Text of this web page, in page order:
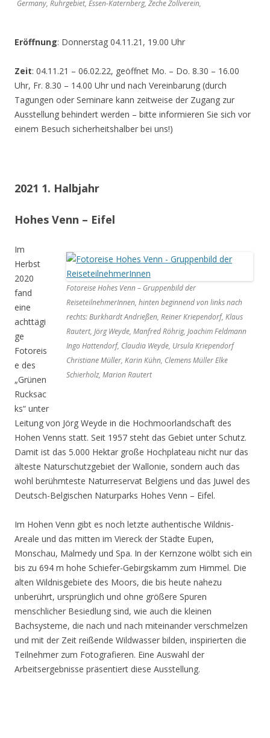
Germany, Ruhrgebiet, Essen-Katernberg, Zeche Zollverein,
Eröffnung: Donnerstag 04.11.21, 19.00 Uhr
Zeit: 04.11.21 – 06.02.22, geöffnet Mo. – Do. 8.30 – 16.00
Uhr, Fr. 8.30 – 14.00 Uhr und nach Vereinbarung (durch
Tagungen oder Seminare kann zeitweise der Zugang zur
Ausstellung behindert werden – bitte informieren Sie sich vor
einem Besuch sicherheitshalber bei uns!)
2021 1. Halbjahr
Hohes Venn – Eifel
Fotoreise Hohes Venn – Gruppenbild der
ReiseteilnehmerInnen, hinten beginnend von links nach
rechts: Burkhardt Andrießen, Reiner Kriependorf, Klaus
Rautert, Jörg Weyde, Manfred Röhrig, Joachim Feldmann
Ingo Hattendorf, Claudia Weyde, Ursula Kriependorf
Christiane Müller, Karin Kühn, Clemens Müller Elke
Schierholz, Marion Rautert
Im
Herbst
2020
fand
eine
achttägi
ge
Fotoreis
e des
„Grünen
Rucksac
ks“ unter
Leitung von Jörg Weyde in die Hochmoorlandschaft des
Hohen Venns statt. Seit 1957 steht das Gebiet unter Schutz.
Damit ist das 5.000 Hektar große Hochplateau nicht nur das
älteste Naturschutzgebiet der Wallonie, sondern auch das
wohl berühmteste Naturreservat Belgiens und das Juwel des
Deutsch-Belgischen Naturparks Hohes Venn – Eifel.
Im Hohen Venn gibt es noch letzte authentische Wildnis-
Areale und das mitten im Viereck der Städte Eupen,
Monschau, Malmedy und Spa. In der Kernzone wölbt sich ein
bis zu 694 m hohe Schiefer-Gebirgskamm zum Himmel. Die
alten Wildnisgebiete des Moors, die bis heute nahezu
unberührt, ursprünglich und ohne größere Spuren
menschlicher Besiedlung sind, wie auch die kleinen
Bachsysteme, die nach und nach miteinander verschmelzen
und mit der Zeit reißende Wildwasser bilden, inspirierten die
Teilnehmer zum Fotografieren. Eine Auswahl der
Arbeitsergebnisse präsentiert diese Ausstellung.